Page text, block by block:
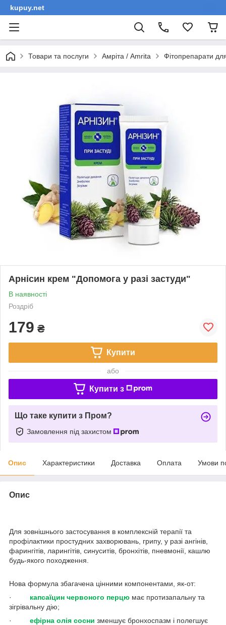
kupuy.net
Товари та послуги Амріта / Amrita Фітопрепарати
Арнісин крем "Допомога у разі застуди"
В наявності
Роздріб
179 ₴
Купити
або
Купити з
Що таке купити з Пром?
Замовлення під захистом
Опис Характеристики Доставка Оплата Умови
Опис
Для зовнішнього застосування в комплексній терапії та
профілактики простудних захворювань, грипу, у разі ангінів,
фарингітів, ларингітів, синуситів, бронхітів, пневмонії, кашлю
будь-якого походження.
Нова формула збагачена цінними компонентами, як-от:
·
капсаїцин червоного перцю має протизапальну та
зігрівальну дію;
·
ефірна олія сосни зменшує бронхоспазм і полегшує